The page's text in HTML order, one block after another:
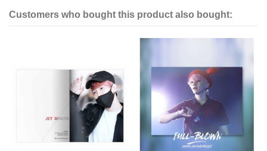
Customers who bought this product also bought: